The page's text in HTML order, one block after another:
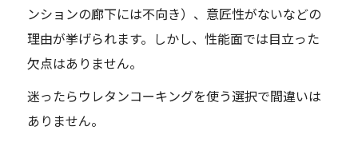
ンションの廊下には不向き）、意匠性がないなどの
理由が挙げられます。しかし、性能面では目立った
欠点はありません。
迷ったらウレタンコーキングを使う選択で間違いは
ありません。